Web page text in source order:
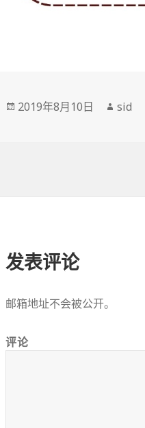
发
2019年8月10日
作
sid
发表评论
邮箱地址不会被公开。
评论